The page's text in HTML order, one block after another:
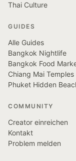
Thai Culture
GUIDES
Alle Guides
Bangkok Nightlife
Bangkok Food
Chiang Mai Temples
Phuket Hidden
COMMUNITY
Creator einreichen
Kontakt
Problem melden